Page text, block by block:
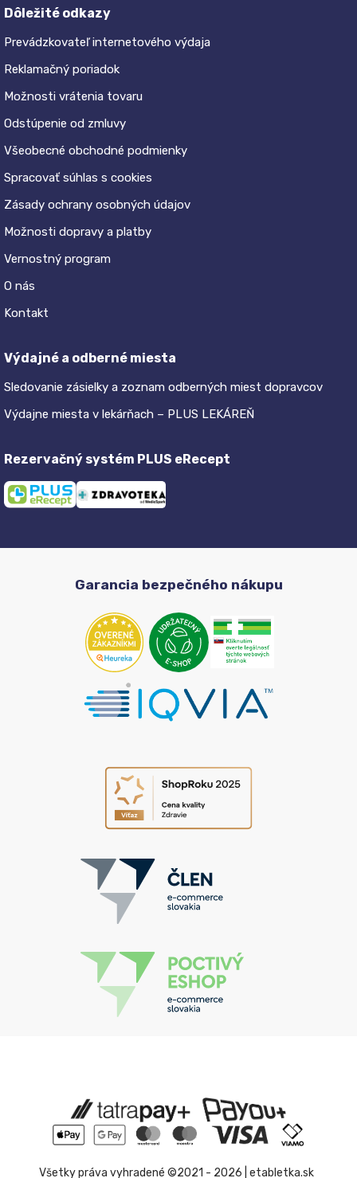
Dôležité odkazy
Prevádzkovateľ internetového výdaja
Reklamačný poriadok
Možnosti vrátenia tovaru
Odstúpenie od zmluvy
Všeobecné obchodné podmienky
Spracovať súhlas s cookies
Zásady ochrany osobných údajov
Možnosti dopravy a platby
Vernostný program
O nás
Kontakt
Výdajné a odberné miesta
Sledovanie zásielky a zoznam odberných miest dopravcov
Výdajne miesta v lekárňach – PLUS LEKÁREŇ
Rezervačný systém PLUS eRecept
Garancia bezpečného nákupu
Všetky práva vyhradené ©2021 - 2026 | etabletka.sk